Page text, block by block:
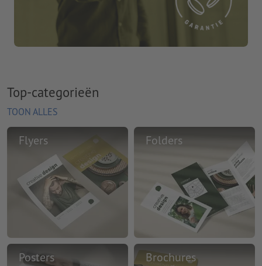
Top-categorieën
TOON ALLES
Flyers Folders
Posters Brochures